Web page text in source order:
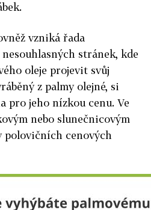
vzniká řada
stránek, kde
oleje projevit svůj
z palmy olejné, si
pro jeho nízkou cenu. Ve
nebo slunečnicovým
polovičních cenových